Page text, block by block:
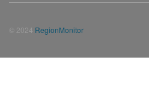
© 2024 RegionMonitor